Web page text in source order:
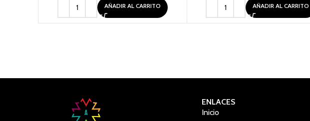
AÑADIR AL CARRITO AÑADIR AL CARRITO
ENLACES
Inicio